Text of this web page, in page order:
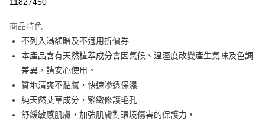
街口支付
悠遊付
全盈+PAY
大哥付你分期
相關說明
商品特色
不列入滿額贈及不適用折價券
本產品含有天然植萃成分會因氣候、溫溼度改變產生氣味及色調
差異，請安心使用。
質地清爽不黏膩，快速滲透保濕
純天然艾草成分，緊緻修護毛孔
舒緩敏感肌膚，加強肌膚對環境傷害的保護力，